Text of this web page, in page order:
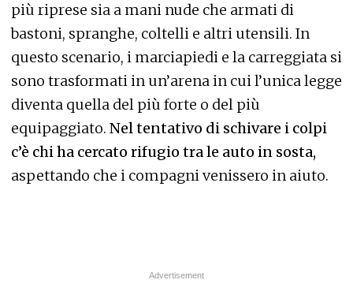
più riprese sia a mani nude che armati di
bastoni, spranghe, coltelli e altri utensili. In
questo scenario, i marciapiedi e la carreggiata si
sono trasformati in un’arena in cui l’unica legge
diventa quella del più forte o del più
equipaggiato. Nel tentativo di schivare i colpi
c’è chi ha cercato rifugio tra le auto in sosta,
aspettando che i compagni venissero in aiuto.